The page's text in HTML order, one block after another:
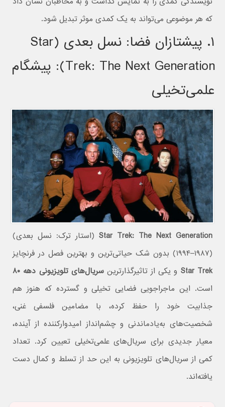
که هر موضوعی می‌تواند به یک کمدی موثر تبدیل شود.
۱. پیشتازان فضا: نسل بعدی (Star
Trek: The Next Generation): پیشگام
علمی‌تخیلی
Star Trek: The Next Generation(استار ترک: نسل بعدی)
(۱۹۸۷–۱۹۹۴) بدون شک حیاتی‌ترین و بهترین فصل در فرنچایز
Star Trek و یکی از تاثیرگذارترینسریال‌های تلویزیونی دهه ۸۰
است. این ماجراجویی فضایی تخیلی و گسترده که هنوز هم
جذابیت خود را حفظ کرده، با مضامین فلسفی غنی،
شخصیت‌های به‌یادماندنی و چشم‌انداز امیدوارکننده از آینده،
معیار جدیدی برای سریال‌های علمی‌تخیلی تعیین کرد. تعداد
کمی از سریال‌های تلویزیونی به این حد از تسلط و کمال دست
یافته‌اند.